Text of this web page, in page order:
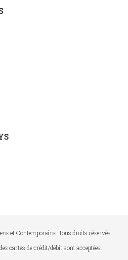
et Contemporains. Tous droits réservés.
cartes de crédit/débit sont acceptées.